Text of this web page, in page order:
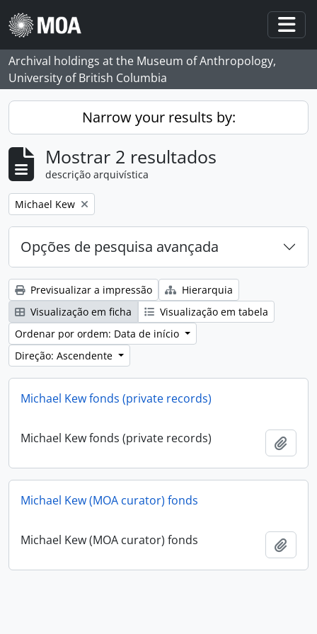
Skip to main content
Archival holdings at the Museum of Anthropology,
University of British Columbia
Narrow your results by:
Mostrar 2 resultados
descrição arquivística
Remove filter:
Michael Kew
Opções de pesquisa avançada
Previsualizar a impressão
Hierarquia
Visualização em ficha
Visualização em tabela
Ordenar por ordem: Data de início
Direção: Ascendente
Michael Kew fonds (private records)
Michael Kew fonds (private records)
Michael Kew (MOA curator) fonds
Michael Kew (MOA curator) fonds